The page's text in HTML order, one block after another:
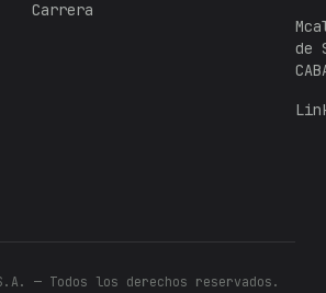
Carrera
de
— Todos los derechos reservados.